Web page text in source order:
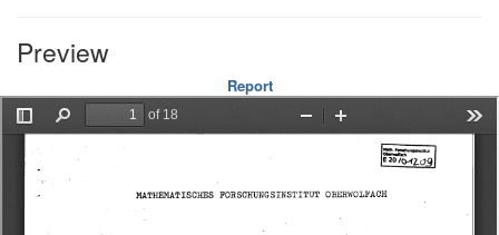
Preview
Report